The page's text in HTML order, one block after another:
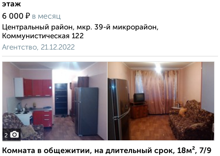
этаж
6 000 ₽ в месяц
Центральный район, мкр. 39-й микрорайон,
Коммунистическая 122
Агентство, 21.12.2022
2
Комната в общежитии, на длительный срок, 18м², 7/9